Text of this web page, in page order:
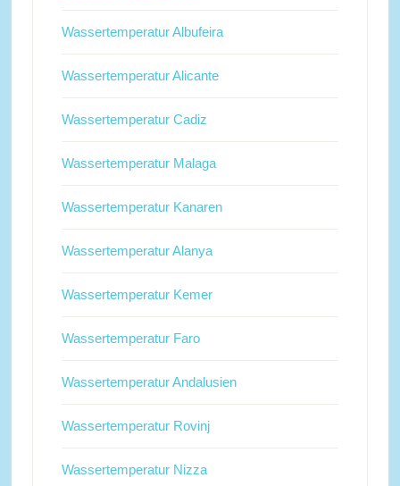
Wassertemperatur Albufeira
Wassertemperatur Alicante
Wassertemperatur Cadiz
Wassertemperatur Malaga
Wassertemperatur Kanaren
Wassertemperatur Alanya
Wassertemperatur Kemer
Wassertemperatur Faro
Wassertemperatur Andalusien
Wassertemperatur Rovinj
Wassertemperatur Nizza